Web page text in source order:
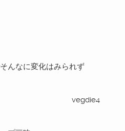
んなに変化はみられず